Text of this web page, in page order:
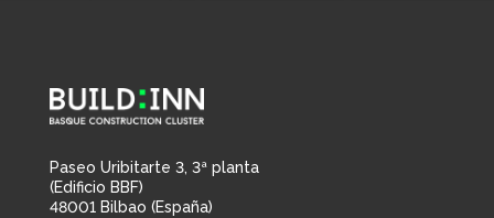
Paseo Uribitarte 3, 3ª planta
(Edificio BBF)
48001 Bilbao (España)